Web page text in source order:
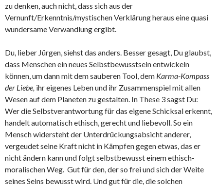
zu denken, auch nicht, dass sich aus der
Vernunft/Erkenntnis/mystischen Verklärung heraus eine quasi
wundersame Verwandlung ergibt.
Du, lieber Jürgen, siehst das anders. Besser gesagt, Du glaubst,
dass Menschen ein neues Selbstbewusstsein entwickeln
können, um dann mit dem sauberen Tool, dem Karma-Kompass
der Liebe, ihr eigenes Leben und ihr Zusammenspiel mit allen
Wesen auf dem Planeten zu gestalten. In These 3 sagst Du:
Wer die Selbstverantwortung für das eigene Schicksal erkennt,
handelt automatisch ethisch, gerecht und liebevoll. So ein
Mensch widersteht der Unterdrückungsabsicht anderer,
vergeudet seine Kraft nicht in Kämpfen gegen etwas, das er
nicht ändern kann und folgt selbstbewusst einem ethisch-
moralischen Weg. Gut für den, der so frei und sich der Weite
seines Seins bewusst wird. Und gut für die, die solchen